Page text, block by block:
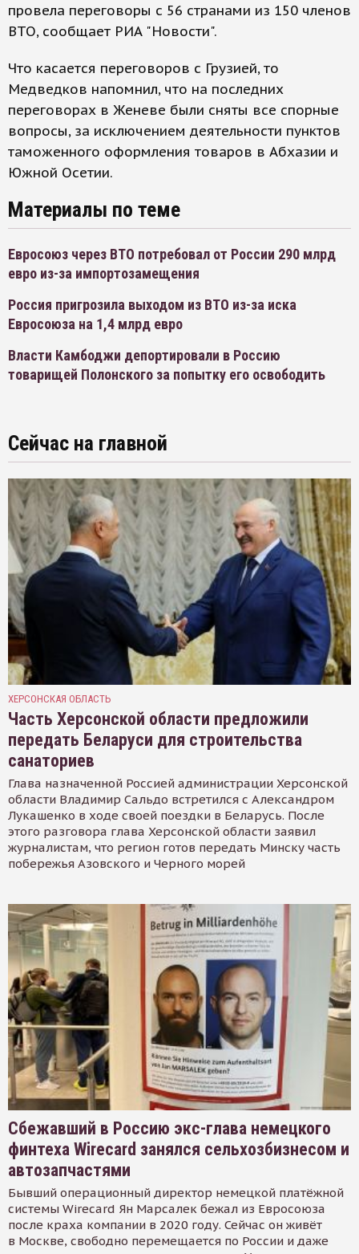
провела переговоры с 56 странами из 150 членов
ВТО, сообщает РИА "Новости".
Что касается переговоров с Грузией, то
Медведков напомнил, что на последних
переговорах в Женеве были сняты все спорные
вопросы, за исключением деятельности пунктов
таможенного оформления товаров в Абхазии и
Южной Осетии.
Материалы по теме
Евросоюз через ВТО потребовал от России 290 млрд
евро из-за импортозамещения
Россия пригрозила выходом из ВТО из-за иска
Евросоюза на 1,4 млрд евро
Власти Камбоджи депортировали в Россию
товарищей Полонского за попытку его освободить
Сейчас на главной
ХЕРСОНСКАЯ ОБЛАСТЬ
Часть Херсонской области предложили
передать Беларуси для строительства
санаториев
Глава назначенной Россией администрации Херсонской
области Владимир Сальдо встретился с Александром
Лукашенко в ходе своей поездки в Беларусь. После
этого разговора глава Херсонской области заявил
журналистам, что регион готов передать Минску часть
побережья Азовского и Черного морей
Сбежавший в Россию экс-глава немецкого
финтеха Wirecard занялся сельхозбизнесом и
автозапчастями
Бывший операционный директор немецкой платёжной
системы Wirecard Ян Марсалек бежал из Евросоюза
после краха компании в 2020 году. Сейчас он живёт
в Москве, свободно перемещается по России и даже